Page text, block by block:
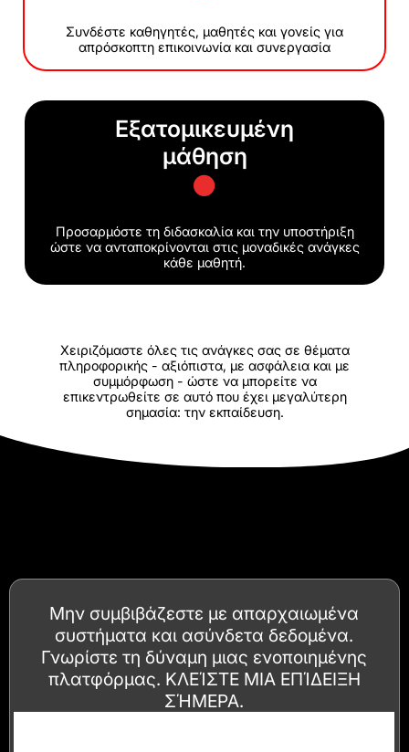
Συνδέστε καθηγητές, μαθητές και γονείς για
απρόσκοπτη επικοινωνία και συνεργασία
Εξατομικευμένη
μάθηση
Προσαρμόστε τη διδασκαλία και την υποστήριξη
ώστε να ανταποκρίνονται στις μοναδικές ανάγκες
κάθε μαθητή.
Χειριζόμαστε όλες τις ανάγκες σας σε θέματα
πληροφορικής - αξιόπιστα, με ασφάλεια και με
συμμόρφωση - ώστε να μπορείτε να
επικεντρωθείτε σε αυτό που έχει μεγαλύτερη
σημασία: την εκπαίδευση.
Μην συμβιβάζεστε με απαρχαιωμένα
συστήματα και ασύνδετα δεδομένα.
Γνωρίστε τη δύναμη μιας ενοποιημένης
πλατφόρμας. ΚΛΕΊΣΤΕ ΜΙΑ ΕΠΊΔΕΙΞΗ
ΣΉΜΕΡΑ.